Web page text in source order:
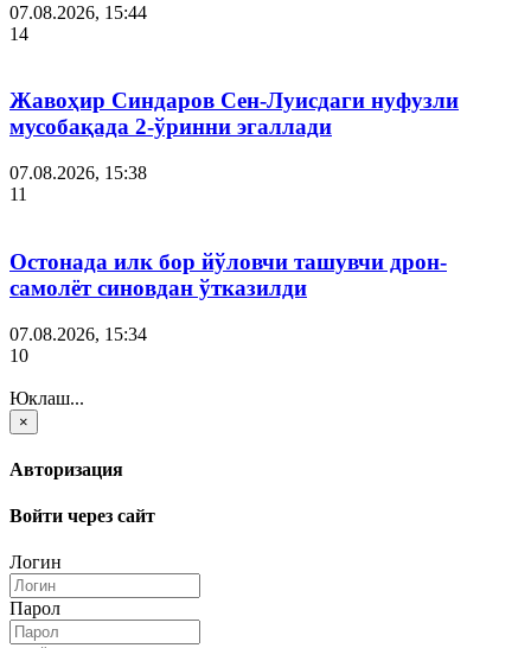
07.08.2026, 15:44
14
Жавоҳир Синдаров Сен-Луисдаги нуфузли
мусобақада 2-ўринни эгаллади
07.08.2026, 15:38
11
Остонада илк бор йўловчи ташувчи дрон-
самолёт синовдан ўтказилди
07.08.2026, 15:34
10
Юклаш...
×
Авторизация
Войти через сайт
Логин
Парол